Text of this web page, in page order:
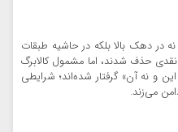
در دهک بالا بلکه در حاشیه طبقات
حذف شدند، اما مشمول کالابرگ
و نه آن» گرفتار شده‌اند؛ شرایطی
می‌زند.